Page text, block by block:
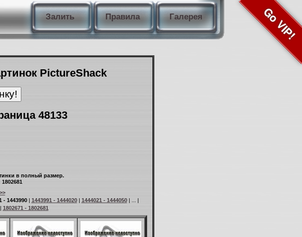
Залить Правила Галерея Go VIP!
PictureShack
48133
в полный размер.
- 1443990| 1443991 - 1444020| 1444021 - 1444050| ... |
1802671 - 1802681